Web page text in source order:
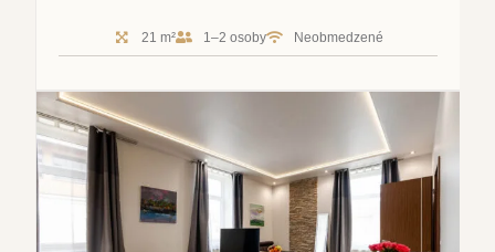
21 m² 1–2 osoby Neobmedzené